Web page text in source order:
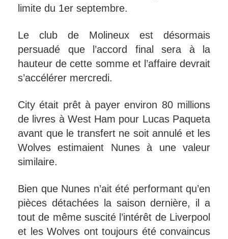
limite du 1er septembre.
Le club de Molineux est désormais
persuadé que l’accord final sera à la
hauteur de cette somme et l’affaire devrait
s’accélérer mercredi.
City était prêt à payer environ 80 millions
de livres à West Ham pour Lucas Paqueta
avant que le transfert ne soit annulé et les
Wolves estimaient Nunes à une valeur
similaire.
Bien que Nunes n’ait été performant qu’en
pièces détachées la saison dernière, il a
tout de même suscité l’intérêt de Liverpool
et les Wolves ont toujours été convaincus